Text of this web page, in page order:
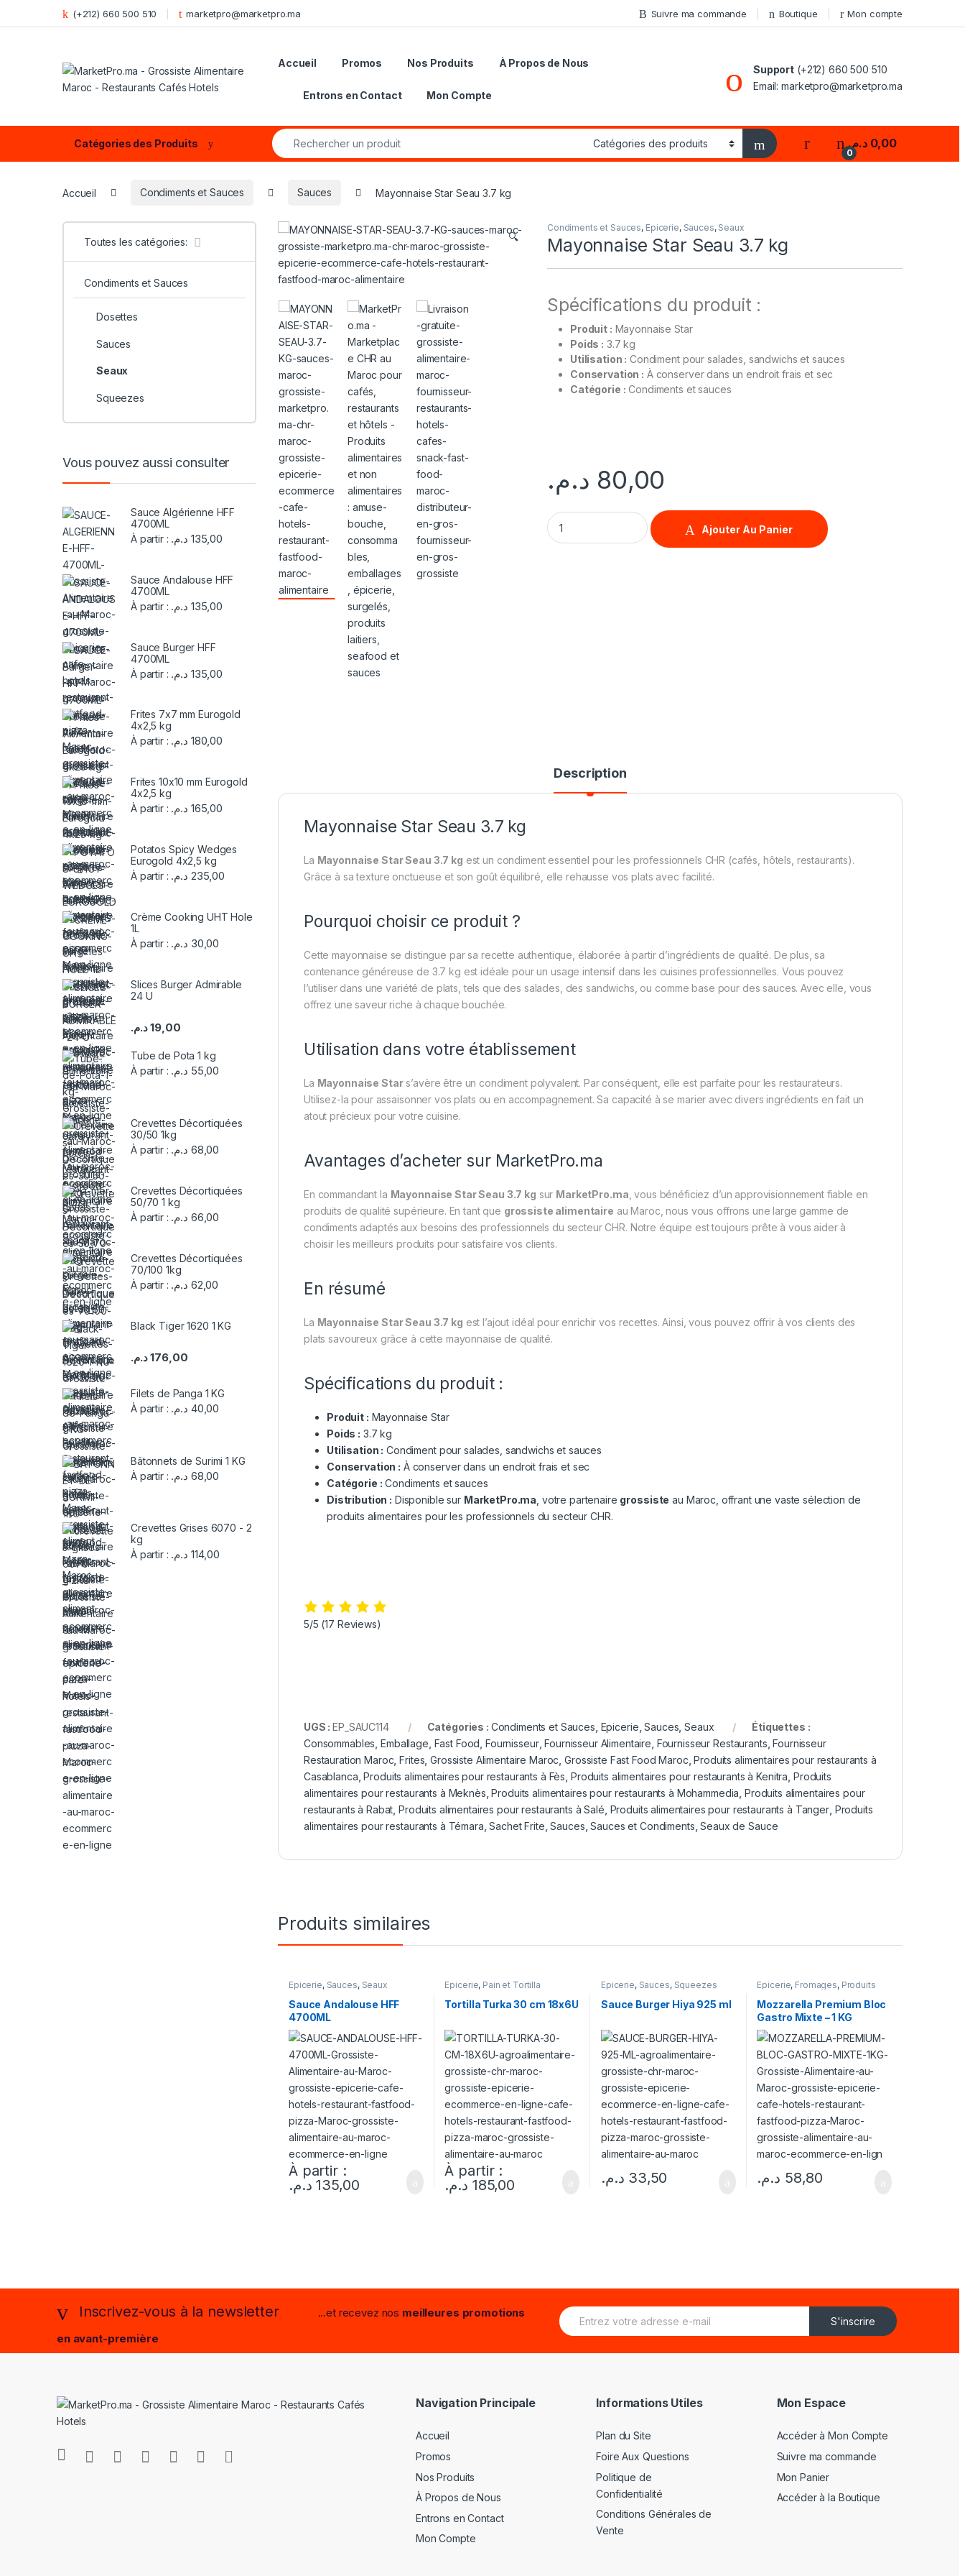
Skip to navigation
Skip to content (+212) 660 500 510 marketpro@marketpro.ma Suivre ma commande Boutique Mon compte
Accueil Promos Nos Produits À Propos de Nous
Entrons en Contact Mon Compte
Support (+212) 660 500 510
Email: marketpro@marketpro.ma
Catégories des Produits
Search for:
My Account
0
0,00 د.م.
Accueil Condiments et Sauces Sauces Mayonnaise Star Seau 3.7 kg
🔍
Condiments et Sauces, Epicerie, Sauces, Seaux
Mayonnaise Star Seau 3.7 kg
Spécifications du produit :
Produit : Mayonnaise Star
Poids : 3.7 kg
Utilisation : Condiment pour salades, sandwichs et sauces
Conservation : À conserver dans un endroit frais et sec
Catégorie : Condiments et sauces
80,00 د.م.
Mayonnaise Star Seau 3.7 kg quantity
Ajouter Au Panier
Description
Mayonnaise Star Seau 3.7 kg
La Mayonnaise Star Seau 3.7 kg est un condiment essentiel pour les professionnels CHR (cafés, hôtels, restaurants).
Grâce à sa texture onctueuse et son goût équilibré, elle rehausse vos plats avec facilité.
Pourquoi choisir ce produit ?
Cette mayonnaise se distingue par sa recette authentique, élaborée à partir d’ingrédients de qualité. De plus, sa
contenance généreuse de 3.7 kg est idéale pour un usage intensif dans les cuisines professionnelles. Vous pouvez
l’utiliser dans une variété de plats, tels que des salades, des sandwichs, ou comme base pour des sauces. Avec elle, vous
offrez une saveur riche à chaque bouchée.
Utilisation dans votre établissement
La Mayonnaise Stars’avère être un condiment polyvalent. Par conséquent, elle est parfaite pour les restaurateurs.
Utilisez-la pour assaisonner vos plats ou en accompagnement. Sa capacité à se marier avec divers ingrédients en fait un
atout précieux pour votre cuisine.
Avantages d’acheter sur MarketPro.ma
En commandant la Mayonnaise Star Seau 3.7 kg sur MarketPro.ma , vous bénéficiez d’un approvisionnement fiable en
produits de qualité supérieure. En tant que grossiste alimentaire au Maroc, nous vous offrons une large gamme de
condiments adaptés aux besoins des professionnels du secteur CHR. Notre équipe est toujours prête à vous aider à
choisir les meilleurs produits pour satisfaire vos clients.
En résumé
La Mayonnaise Star Seau 3.7 kg est l’ajout idéal pour enrichir vos recettes. Ainsi, vous pouvez offrir à vos clients des
plats savoureux grâce à cette mayonnaise de qualité.
Spécifications du produit :
Produit : Mayonnaise Star
Poids : 3.7 kg
Utilisation : Condiment pour salades, sandwichs et sauces
Conservation : À conserver dans un endroit frais et sec
Catégorie : Condiments et sauces
Distribution : Disponible sur MarketPro.ma , votre partenaire grossiste au Maroc, offrant une vaste sélection de
produits alimentaires pour les professionnels du secteur CHR.
5/5 (17 Reviews)
UGS :EP_SAUC114 Catégories : Condiments et Sauces Epicerie ,Sauces ,Seaux
Étiquettes :
Consommables ,Emballage Fast Food ,Fournisseur,Fournisseur Alimentaire Fournisseur Restaurants ,Fournisseur
Restauration Maroc ,Frites ,Grossiste Alimentaire Maroc ,Grossiste Fast Food Maroc ,Produits alimentaires pour restaurants à
Casablanca ,Produits alimentaires pour restaurants à Fès Produits alimentaires pour restaurants à Kenitra Produits
alimentaires pour restaurants à Meknès ,Produits alimentaires pour restaurants à Mohammedia ,Produits alimentaires pour
restaurants à Rabat ,Produits alimentaires pour restaurants à Salé Produits alimentaires pour restaurants à Tanger, Produits
alimentaires pour restaurants à Témara ,Sachet Frite ,Sauces ,Sauces et Condiments ,Seaux de Sauce
Produits similaires
Epicerie, Sauces, Seaux
Sauce Andalouse HFF
4700ML
À partir :
135,00 د.م.
Epicerie, Pain et Tortilla
Tortilla Turka 30 cm 18x6U
À partir :
185,00 د.م.
Epicerie, Sauces, Squeezes
Sauce Burger Hiya 925 ml
33,50 د.م.
Epicerie, Fromages, Produits
Laitiers
Mozzarella Premium Bloc
Gastro Mixte – 1 KG
58,80 د.م.
Toutes les catégories:
Condiments et Sauces
Dosettes
Sauces
Seaux
Squeezes
Vous pouvez aussi consulter
Sauce Algérienne HFF
4700ML
À partir :
135,00 د.م.
Sauce Andalouse HFF
4700ML
À partir :
135,00 د.م.
Sauce Burger HFF
4700ML
À partir :
135,00 د.م.
Frites 7x7 mm Eurogold
4x2,5 kg
À partir :
180,00 د.م.
Frites 10x10 mm Eurogold
4x2,5 kg
À partir :
165,00 د.م.
Potatos Spicy Wedges
Eurogold 4x2,5 kg
À partir :
235,00 د.م.
Crème Cooking UHT Hole
1L
À partir :
30,00 د.م.
Slices Burger Admirable
24 U
19,00 د.م.
Tube de Pota 1 kg
À partir :
55,00 د.م.
Crevettes Décortiquées
30/50 1kg
À partir :
68,00 د.م.
Crevettes Décortiquées
50/70 1 kg
À partir :
66,00 د.م.
Crevettes Décortiquées
70/100 1kg
À partir :
62,00 د.م.
Black Tiger 1620 1 KG
176,00 د.م.
Filets de Panga 1 KG
À partir :
40,00 د.م.
Bâtonnets de Surimi 1 KG
À partir :
68,00 د.م.
Crevettes Grises 6070 - 2
kg
À partir :
114,00 د.م.
Inscrivez-vous à la newsletter ...et recevez nos meilleures promotions
en avant-première
E
m
i
S'inscrire
Navigation Principale
Accueil
Promos
Nos Produits
À Propos de Nous
Entrons en Contact
Mon Compte
Informations Utiles
Plan du Site
Foire Aux Questions
Politique de
Confidentialité
Conditions Générales de
Vente
Mon Espace
Accéder à Mon Compte
Suivre ma commande
Mon Panier
Accéder à la Boutique